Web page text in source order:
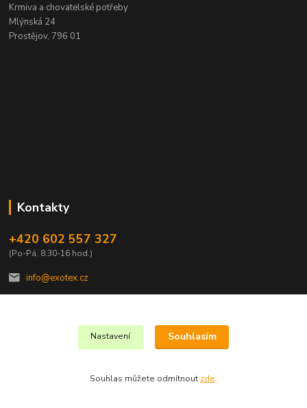
Krmiva a chovatelské potřeby
Mlýnská 24
Prostějov, 796 01
Kontakty
+420 602 557 327
(Po-Pá, 8:30-16 hod.)
info@exotex.cz
Copyright © 2023 EXOTEX.cz
Nastavení Souhlasím
Souhlas můžete odmítnout zde.